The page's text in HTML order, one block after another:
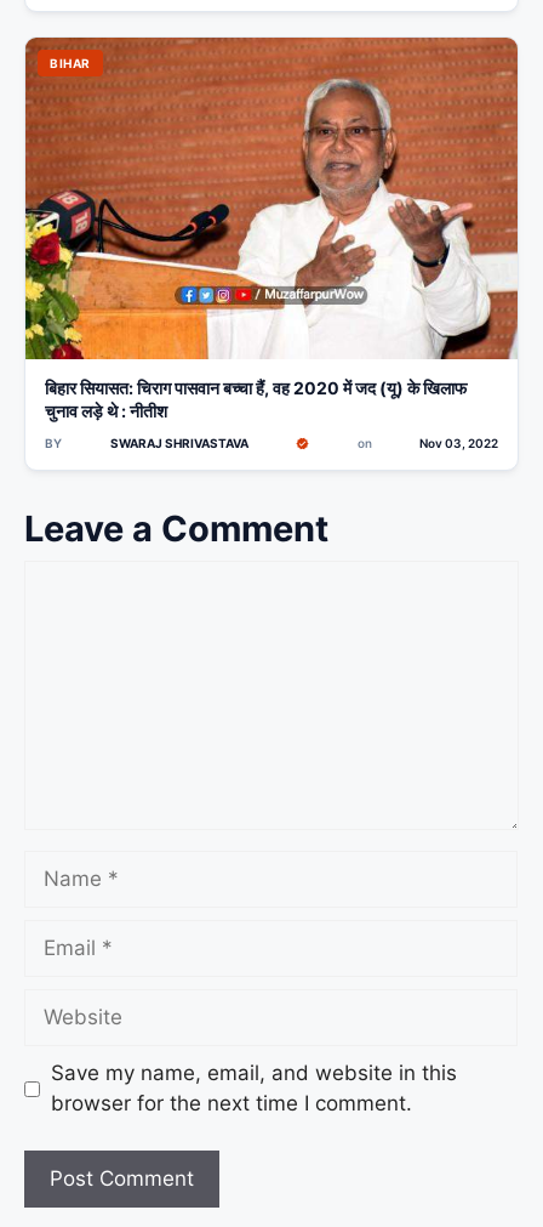
BIHAR
बिहार सियासत: चिराग पासवान बच्चा हैं, वह 2020 में जद (यू) के खिलाफ
चुनाव लड़े थे : नीतीश
BY SWARAJ SHRIVASTAVA on Nov 03, 2022
Leave a Comment
Save my name, email, and website in this
browser for the next time I comment.